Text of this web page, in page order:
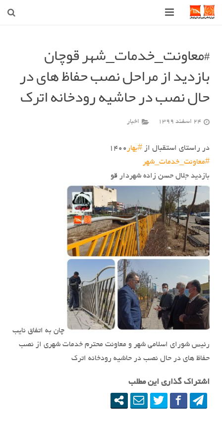
شهرداری
شورای اسلامی شهر قوچان
اخبار روز
قوچان
ارتباط با ما
#معاونت_خدمات_شهر قوچان
بازدید از مراحل نصب حفاظ های در
حال نصب در حاشیه رودخانه اترک
24 اسفند 1399 اخبار
در راستای استقبال از #بهار ۱۴۰۰
#معاونت_خدمات_شهر
بازدید جلال حسن زاده شهردار قو
چان به اتفاق نایب
رئیس شورای اسلامی شهر و معاونت محترم خدمات شهری از نصب
حفاظ های در حال نصب در حاشیه رودخانه اترک
اشتراک گذاری این مطلب